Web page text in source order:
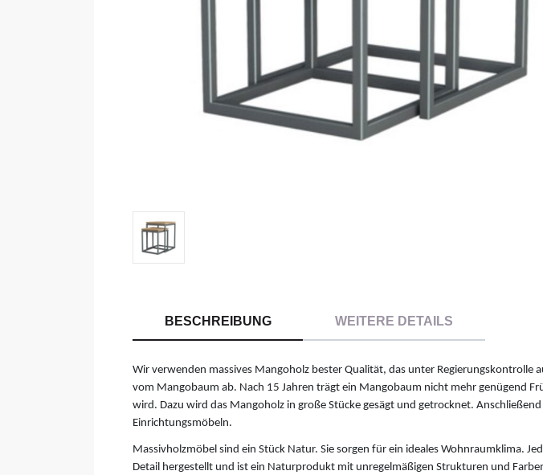
BESCHREIBUNG WEITERE DETAILS
Wir verwenden massives Mangoholz bester Qualität, das unter Regierungskontrolle
vom Mangobaum ab. Nach 15 Jahren trägt ein Mangobaum nicht mehr genügend
wird. Dazu wird das Mangoholz in große Stücke gesägt und getrocknet.
Einrichtungsmöbeln.
Massivholzmöbel sind ein Stück Natur. Sie sorgen für ein ideales Wohnraumklima.
Detail hergestellt und ist ein Naturprodukt mit unregelmäßigen Strukturen und